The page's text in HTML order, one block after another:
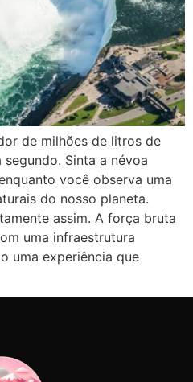
de milhões de litros de
Sinta a névoa
você observa uma
do nosso planeta.
assim. A força bruta
uma infraestrutura
uma experiência que